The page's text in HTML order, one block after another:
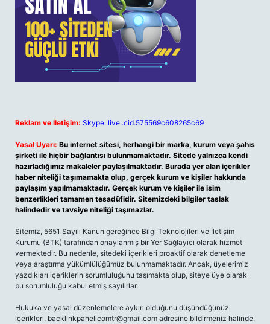
Reklam ve İletişim: Skype: live:.cid.575569c608265c69
Yasal Uyarı: Bu internet sitesi, herhangi bir marka, kurum veya şahıs
şirketi ile hiçbir bağlantısı bulunmamaktadır. Sitede yalnızca kendi
hazırladığımız makaleler paylaşılmaktadır. Burada yer alan içerikler
haber niteliği taşımamakta olup, gerçek kurum ve kişiler hakkında
paylaşım yapılmamaktadır. Gerçek kurum ve kişiler ile isim
benzerlikleri tamamen tesadüfidir. Sitemizdeki bilgiler taslak
halindedir ve tavsiye niteliği taşımazlar.
Sitemiz, 5651 Sayılı Kanun gereğince Bilgi Teknolojileri ve İletişim
Kurumu (BTK) tarafından onaylanmış bir Yer Sağlayıcı olarak hizmet
vermektedir. Bu nedenle, sitedeki içerikleri proaktif olarak denetleme
veya araştırma yükümlülüğümüz bulunmamaktadır. Ancak, üyelerimiz
yazdıkları içeriklerin sorumluluğunu taşımakta olup, siteye üye olarak
bu sorumluluğu kabul etmiş sayılırlar.
Hukuka ve yasal düzenlemelere aykırı olduğunu düşündüğünüz
içerikleri, backlinkpanelicomtr@gmail.com adresine bildirmeniz halinde,